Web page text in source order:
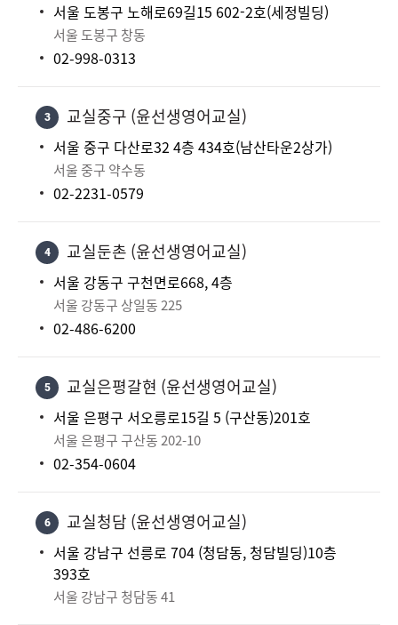
서울 도봉구 노해로69길15 602-2호(세정빌딩)
서울 도봉구 창동
02-998-0313
3 교실중구 (윤선생영어교실)
서울 중구 다산로32 4층 434호(남산타운2상가)
서울 중구 약수동
02-2231-0579
4 교실둔촌 (윤선생영어교실)
서울 강동구 구천면로668, 4층
서울 강동구 상일동 225
02-486-6200
5 교실은평갈현 (윤선생영어교실)
서울 은평구 서오릉로15길 5 (구산동)201호
서울 은평구 구산동 202-10
02-354-0604
6 교실청담 (윤선생영어교실)
서울 강남구 선릉로 704 (청담동, 청담빌딩)10층
393호
서울 강남구 청담동 41